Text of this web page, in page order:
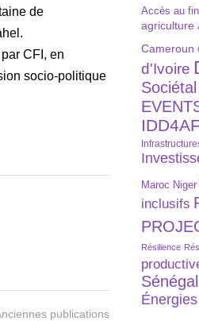
de
CFI, en
socio-politique
publications
Accès au
agriculture
Cameroun
d'Ivoire
Sociétal
Maroc Niger
inclusifs
Résilience
Sénégal